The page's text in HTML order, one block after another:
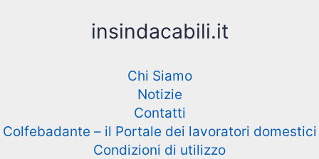
insindacabili.it
Chi Siamo
Notizie
Contatti
Colfebadante – il Portale dei lavoratori domestici
Condizioni di utilizzo